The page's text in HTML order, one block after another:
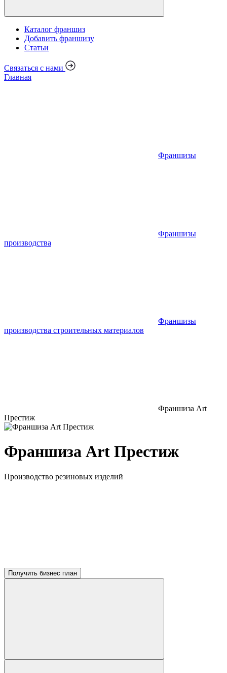
Каталог франшиз
Добавить франшизу
Статьи
Связаться с нами
Главная
Франшизы
Франшизы
производства
Франшизы
производства строительных материалов
Франшиза Art
Престиж
Франшиза Art Престиж
Производство резиновых изделий
Получить бизнес план